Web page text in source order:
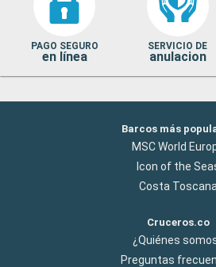
PAGO SEGURO
en línea
SERVICIO DE
anulacion
Barcos más
MSC World
Icon of the
Costa Toscana
Cruceros.co
¿Quiénes
Preguntas